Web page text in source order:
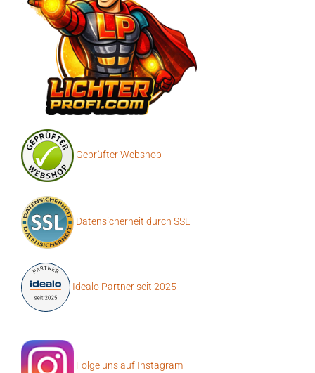
Geprüfter Webshop
Datensicherheit durch SSL
Idealo Partner seit 2025
Folge uns auf Instagram